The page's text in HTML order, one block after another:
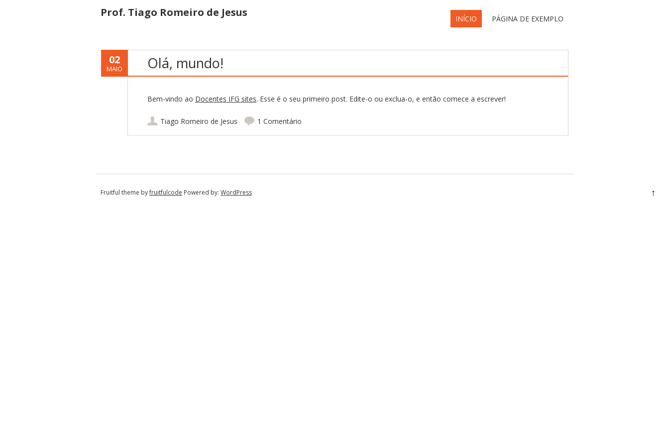
Prof. Tiago Romeiro de Jesus INÍCIO PÁGINA DE EXEMPLO
02
MAIO Olá, mundo!
Bem-vindo ao Docentes IFG sites. Esse é o seu primeiro post. Edite-o ou exclua-o, e então comece a escrever!
Tiago Romeiro de Jesus 1 Comentário
Fruitful theme byfruitfulcode Powered by: WordPress ↑